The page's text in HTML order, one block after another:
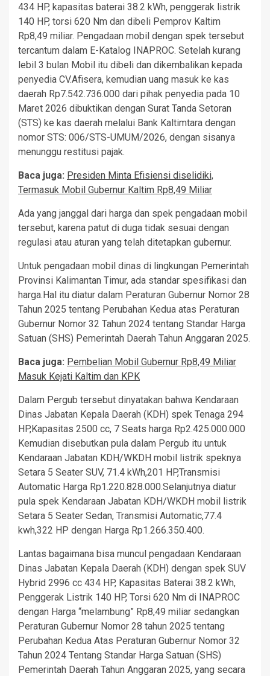
434 HP, kapasitas baterai 38.2 kWh, penggerak listrik
140 HP, torsi 620 Nm dan dibeli Pemprov Kaltim
Rp8,49 miliar. Pengadaan mobil dengan spek tersebut
tercantum dalam E-Katalog INAPROC. Setelah kurang
lebil 3 bulan Mobil itu dibeli dan dikembalikan kepada
penyedia CV.Afisera, kemudian uang masuk ke kas
daerah Rp7.542.736.000 dari pihak penyedia pada 10
Maret 2026 dibuktikan dengan Surat Tanda Setoran
(STS) ke kas daerah melalui Bank Kaltimtara dengan
nomor STS: 006/STS-UMUM/2026, dengan sisanya
menunggu restitusi pajak.
Baca juga: Presiden Minta Efisiensi diselidiki,
Termasuk Mobil Gubernur Kaltim Rp8,49 Miliar
Ada yang janggal dari harga dan spek pengadaan mobil
tersebut, karena patut di duga tidak sesuai dengan
regulasi atau aturan yang telah ditetapkan gubernur.
Untuk pengadaan mobil dinas di lingkungan Pemerintah
Provinsi Kalimantan Timur, ada standar spesifikasi dan
harga.Hal itu diatur dalam Peraturan Gubernur Nomor 28
Tahun 2025 tentang Perubahan Kedua atas Peraturan
Gubernur Nomor 32 Tahun 2024 tentang Standar Harga
Satuan (SHS) Pemerintah Daerah Tahun Anggaran 2025.
Baca juga: Pembelian Mobil Gubernur Rp8,49 Miliar
Masuk Kejati Kaltim dan KPK
Dalam Pergub tersebut dinyatakan bahwa Kendaraan
Dinas Jabatan Kepala Daerah (KDH) spek Tenaga 294
HP,Kapasitas 2500 cc, 7 Seats harga Rp2.425.000.000
Kemudian disebutkan pula dalam Pergub itu untuk
Kendaraan Jabatan KDH/WKDH mobil listrik speknya
Setara 5 Seater SUV, 71.4 kWh,201 HP,Transmisi
Automatic Harga Rp1.220.828.000.Selanjutnya diatur
pula spek Kendaraan Jabatan KDH/WKDH mobil listrik
Setara 5 Seater Sedan, Transmisi Automatic,77.4
kwh,322 HP dengan Harga Rp1.266.350.400.
Lantas bagaimana bisa muncul pengadaan Kendaraan
Dinas Jabatan Kepala Daerah (KDH) dengan spek SUV
Hybrid 2996 cc 434 HP, Kapasitas Baterai 38.2 kWh,
Penggerak Listrik 140 HP, Torsi 620 Nm di INAPROC
dengan Harga “melambung” Rp8,49 miliar sedangkan
Peraturan Gubernur Nomor 28 tahun 2025 tentang
Perubahan Kedua Atas Peraturan Gubernur Nomor 32
Tahun 2024 Tentang Standar Harga Satuan (SHS)
Pemerintah Daerah Tahun Anggaran 2025, yang secara